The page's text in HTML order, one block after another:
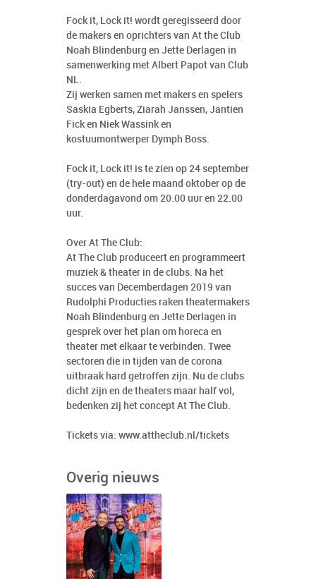
Fock it, Lock it! wordt geregisseerd door
de makers en oprichters van At the Club
Noah Blindenburg en Jette Derlagen in
samenwerking met Albert Papot van Club
NL.
Zij werken samen met makers en spelers
Saskia Egberts, Ziarah Janssen, Jantien
Fick en Niek Wassink en
kostuumontwerper Dymph Boss.
Fock it, Lock it! is te zien op 24 september
(try-out) en de hele maand oktober op de
donderdagavond om 20.00 uur en 22.00
uur.
Over At The Club:
At The Club produceert en programmeert
muziek & theater in de clubs. Na het
succes van Decemberdagen 2019 van
Rudolphi Producties raken theatermakers
Noah Blindenburg en Jette Derlagen in
gesprek over het plan om horeca en
theater met elkaar te verbinden. Twee
sectoren die in tijden van de corona
uitbraak hard getroffen zijn. Nu de clubs
dicht zijn en de theaters maar half vol,
bedenken zij het concept At The Club.
Tickets via: www.attheclub.nl/tickets
Overig nieuws